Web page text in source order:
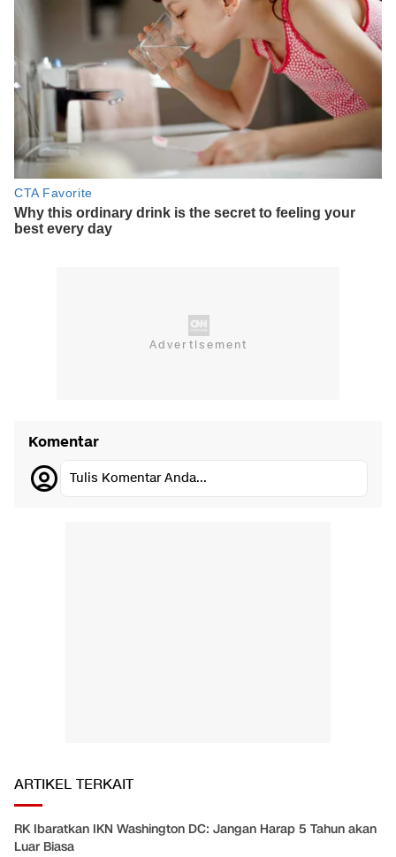
Komentar
Tulis Komentar Anda...
ARTIKEL TERKAIT
RK Ibaratkan IKN Washington DC: Jangan Harap 5 Tahun akan
Luar Biasa